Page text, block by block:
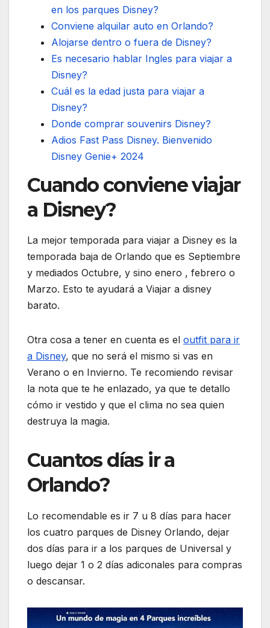
en los parques Disney?
Conviene alquilar auto en Orlando?
Alojarse dentro o fuera de Disney?
Es necesario hablar Ingles para viajar a
Disney?
Cuál es la edad justa para viajar a
Disney?
Donde comprar souvenirs Disney?
Adios Fast Pass Disney. Bienvenido
Disney Genie+ 2024
Cuando conviene viajar
a Disney?
La mejor temporada para viajar a Disney es la
temporada baja de Orlando que es Septiembre
y mediados Octubre, y sino enero , febrero o
Marzo. Esto te ayudará a Viajar a disney
barato.
Otra cosa a tener en cuenta es el outfit para ir
a Disney, que no será el mismo si vas en
Verano o en Invierno. Te recomiendo revisar
la nota que te he enlazado, ya que te detallo
cómo ir vestido y que el clima no sea quien
destruya la magia.
Cuantos días ir a
Orlando?
Lo recomendable es ir 7 u 8 días para hacer
los cuatro parques de Disney Orlando, dejar
dos días para ir a los parques de Universal y
luego dejar 1 o 2 días adiconales para compras
o descansar.